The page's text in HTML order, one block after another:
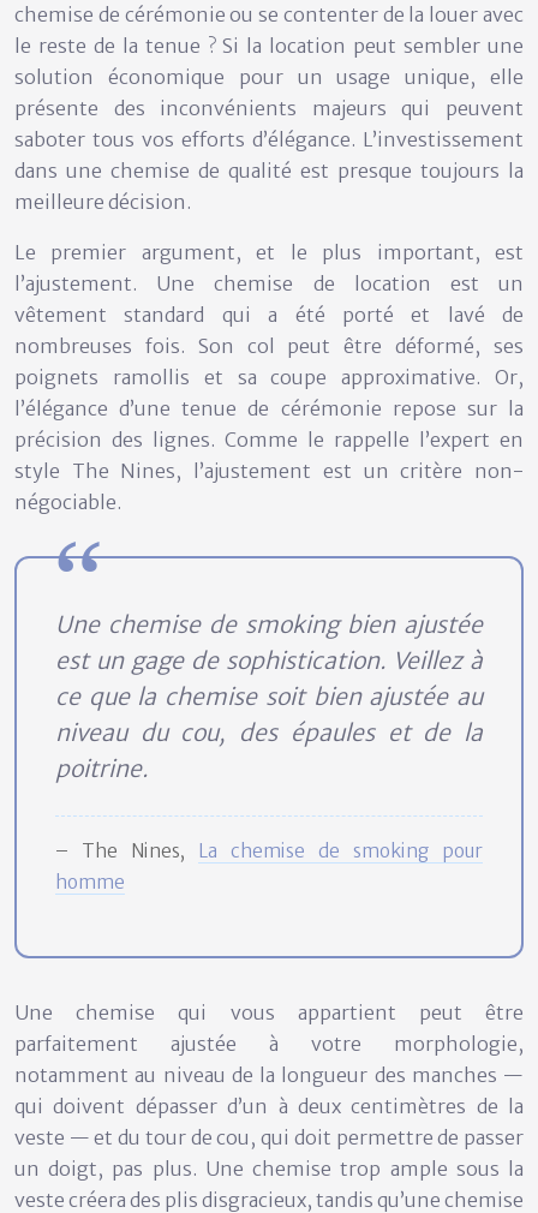
chemise de cérémonie ou se contenter de la louer avec
le reste de la tenue ? Si la location peut sembler une
solution économique pour un usage unique, elle
présente des inconvénients majeurs qui peuvent
saboter tous vos efforts d’élégance. L’investissement
dans une chemise de qualité est presque toujours la
meilleure décision.
Le premier argument, et le plus important, est
l’ajustement. Une chemise de location est un
vêtement standard qui a été porté et lavé de
nombreuses fois. Son col peut être déformé, ses
poignets ramollis et sa coupe approximative. Or,
l’élégance d’une tenue de cérémonie repose sur la
précision des lignes. Comme le rappelle l’expert en
style The Nines, l’ajustement est un critère non-
négociable.
Une chemise de smoking bien ajustée
est un gage de sophistication. Veillez à
ce que la chemise soit bien ajustée au
niveau du cou, des épaules et de la
poitrine.
– The Nines, La chemise de smoking pour
homme
Une chemise qui vous appartient peut être
parfaitement ajustée à votre morphologie,
notamment au niveau de la longueur des manches —
qui doivent dépasser d’un à deux centimètres de la
veste — et du tour de cou, qui doit permettre de passer
un doigt, pas plus. Une chemise trop ample sous la
veste créera des plis disgracieux, tandis qu’une chemise